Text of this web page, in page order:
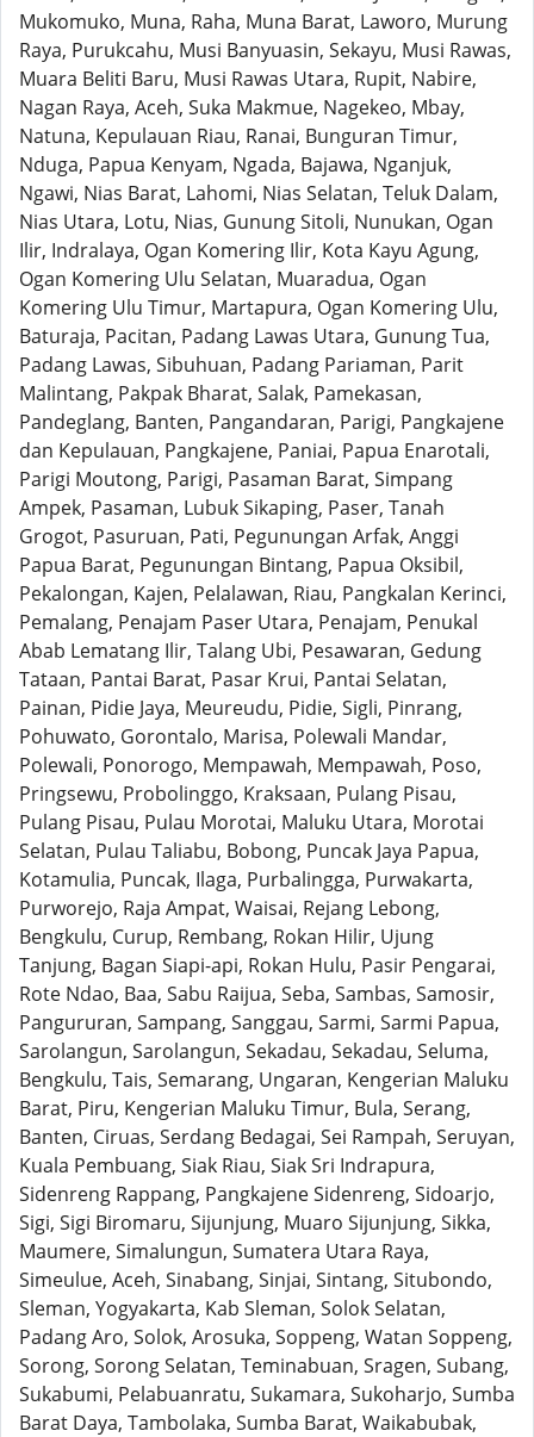
Mukomuko, Muna, Raha, Muna Barat, Laworo, Murung
Raya, Purukcahu, Musi Banyuasin, Sekayu, Musi Rawas,
Muara Beliti Baru, Musi Rawas Utara, Rupit, Nabire,
Nagan Raya, Aceh, Suka Makmue, Nagekeo, Mbay,
Natuna, Kepulauan Riau, Ranai, Bunguran Timur,
Nduga, Papua Kenyam, Ngada, Bajawa, Nganjuk,
Ngawi, Nias Barat, Lahomi, Nias Selatan, Teluk Dalam,
Nias Utara, Lotu, Nias, Gunung Sitoli, Nunukan, Ogan
Ilir, Indralaya, Ogan Komering Ilir, Kota Kayu Agung,
Ogan Komering Ulu Selatan, Muaradua, Ogan
Komering Ulu Timur, Martapura, Ogan Komering Ulu,
Baturaja, Pacitan, Padang Lawas Utara, Gunung Tua,
Padang Lawas, Sibuhuan, Padang Pariaman, Parit
Malintang, Pakpak Bharat, Salak, Pamekasan,
Pandeglang, Banten, Pangandaran, Parigi, Pangkajene
dan Kepulauan, Pangkajene, Paniai, Papua Enarotali,
Parigi Moutong, Parigi, Pasaman Barat, Simpang
Ampek, Pasaman, Lubuk Sikaping, Paser, Tanah
Grogot, Pasuruan, Pati, Pegunungan Arfak, Anggi
Papua Barat, Pegunungan Bintang, Papua Oksibil,
Pekalongan, Kajen, Pelalawan, Riau, Pangkalan Kerinci,
Pemalang, Penajam Paser Utara, Penajam, Penukal
Abab Lematang Ilir, Talang Ubi, Pesawaran, Gedung
Tataan, Pantai Barat, Pasar Krui, Pantai Selatan,
Painan, Pidie Jaya, Meureudu, Pidie, Sigli, Pinrang,
Pohuwato, Gorontalo, Marisa, Polewali Mandar,
Polewali, Ponorogo, Mempawah, Mempawah, Poso,
Pringsewu, Probolinggo, Kraksaan, Pulang Pisau,
Pulang Pisau, Pulau Morotai, Maluku Utara, Morotai
Selatan, Pulau Taliabu, Bobong, Puncak Jaya Papua,
Kotamulia, Puncak, Ilaga, Purbalingga, Purwakarta,
Purworejo, Raja Ampat, Waisai, Rejang Lebong,
Bengkulu, Curup, Rembang, Rokan Hilir, Ujung
Tanjung, Bagan Siapi-api, Rokan Hulu, Pasir Pengarai,
Rote Ndao, Baa, Sabu Raijua, Seba, Sambas, Samosir,
Pangururan, Sampang, Sanggau, Sarmi, Sarmi Papua,
Sarolangun, Sarolangun, Sekadau, Sekadau, Seluma,
Bengkulu, Tais, Semarang, Ungaran, Kengerian Maluku
Barat, Piru, Kengerian Maluku Timur, Bula, Serang,
Banten, Ciruas, Serdang Bedagai, Sei Rampah, Seruyan,
Kuala Pembuang, Siak Riau, Siak Sri Indrapura,
Sidenreng Rappang, Pangkajene Sidenreng, Sidoarjo,
Sigi, Sigi Biromaru, Sijunjung, Muaro Sijunjung, Sikka,
Maumere, Simalungun, Sumatera Utara Raya,
Simeulue, Aceh, Sinabang, Sinjai, Sintang, Situbondo,
Sleman, Yogyakarta, Kab Sleman, Solok Selatan,
Padang Aro, Solok, Arosuka, Soppeng, Watan Soppeng,
Sorong, Sorong Selatan, Teminabuan, Sragen, Subang,
Sukabumi, Pelabuanratu, Sukamara, Sukoharjo, Sumba
Barat Daya, Tambolaka, Sumba Barat, Waikabubak,